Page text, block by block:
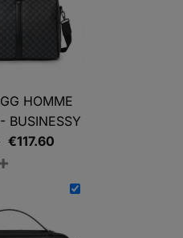
HOMME
BUSINESSY
Le
prix
€147.00.
€117.60Le
actuel